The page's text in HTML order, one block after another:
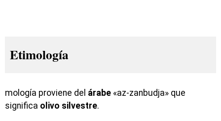
Etimología
mología proviene del árabe «az-zanbudja» que
significa olivo silvestre.